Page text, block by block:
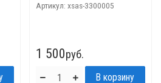
Артикул: xsas-3300005
1 500руб.